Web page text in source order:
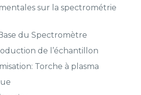
sur la spectrométrie
du Spectromètre
de l’échantillon
Torche à plasma